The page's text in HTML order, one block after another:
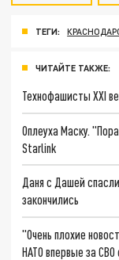
ТЕГИ:
ЧИТАЙТЕ ТАКЖЕ:
Технофашисты XXI
Оплеуха Маску.
Starlink
Даня с Дашей
закончились
"Очень плохие
НАТО впервые за